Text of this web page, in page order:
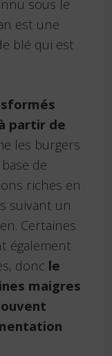
sous le
est une
blé qui est
partir de
les burgers
de
riches en
suivant un
Certaines
également
donc le
maigres